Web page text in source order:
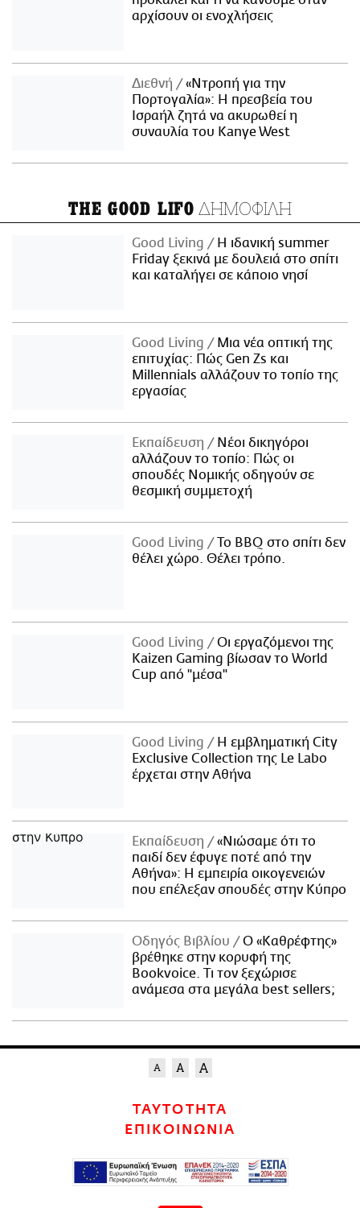
αρχίσουν οι ενοχλήσεις
Διεθνή
«Ντροπή για την
Πορτογαλία»: Η πρεσβεία του
Ισραήλ ζητά να ακυρωθεί η
συναυλία του Kanye West
THE GOOD LIFO ΔΗΜΟΦΙΛΗ
Good Living
Η ιδανική summer
Friday ξεκινά με δουλειά στο σπίτι
και καταλήγει σε κάποιο νησί
Good Living
Μια νέα οπτική της
επιτυχίας: Πώς Gen Zs και
Millennials αλλάζουν το τοπίο της
εργασίας
Εκπαίδευση
Νέοι δικηγόροι
αλλάζουν το τοπίο: Πώς οι
σπουδές Νομικής οδηγούν σε
θεσμική συμμετοχή
Good Living
Το BBQ στο σπίτι δεν
θέλει χώρο. Θέλει τρόπο.
Good Living
Οι εργαζόμενοι της
Kaizen Gaming βίωσαν το World
Cup από "μέσα"
Good Living
Η εμβληματική City
Exclusive Collection της Le Labo
έρχεται στην Αθήνα
Εκπαίδευση
«Νιώσαμε ότι το
παιδί δεν έφυγε ποτέ από την
Αθήνα»: Η εμπειρία οικογενειών
που επέλεξαν σπουδές στην Κύπρο
Οδηγός Βιβλίου
Ο «Καθρέφτης»
βρέθηκε στην κορυφή της
Bookvoice. Τι τον ξεχώρισε
ανάμεσα στα μεγάλα best sellers;
ΤΑΥΤΟΤΗΤΑ
ΕΠΙΚΟΙΝΩΝΙΑ